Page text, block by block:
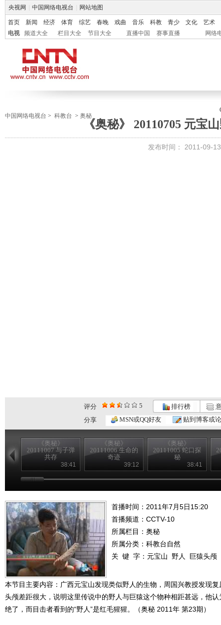
央视网 中国网络电视台 网站地图
首页 新闻 经济 体育 综艺 春晚 戏曲 音乐 科教 青少 文化
艺术
电视
频道大全 栏目大全 节目大全 直播中国 赛事直播 网络
中国网络电视台 > 科教台 > 奥秘
《奥秘》 20110705 元宝
发布时间： 2011-09-
评分 5 排行榜
分享
MSN或QQ好友 贴到博客或
《奥秘》
20111007 与子弹
共存
38:41
《奥秘》
20111006 生命的
奇迹
39:12
《奥秘》
20111005 蛇口探
秘
38:41
首播时间：2011年7月5日15:20
首播频道： CCTV-10
所属栏目： 奥秘
所属分类：科教台自然
关 键 字： 元宝山 野人 巨猿头颅
本节目主要内容：广西元宝山发现类似野人的生物，周国兴教授发现
头颅差距很大，说明这里传说中的野人与巨猿这个物种相距甚远，他
绝了，而目击者看到的“野人”是红毛猩猩。（奥秘 2011年 第23期）